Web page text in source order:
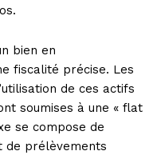
bien en
fiscalité précise. Les
de ces actifs
soumises à une « flat
se compose de
de prélèvements